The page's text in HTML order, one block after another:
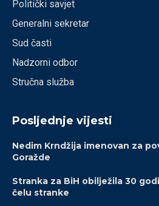
Politički savjet
Generalni sekretar
Sud časti
Nadzorni odbor
Stručna služba
Posljednje vijesti
Nedim Krndžija imenovan za
Goražde
Stranka za BiH obilježila 30
čelu stranke